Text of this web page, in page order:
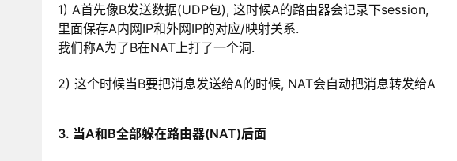
1) A首先像B发送数据(UDP包), 这时候A的路由器会记录下session,
里面保存A内网IP和外网IP的对应/映射关系.
我们称A为了B在NAT上打了一个洞.
2) 这个时候当B要把消息发送给A的时候, NAT会自动把消息转发给A
3. 当A和B全部躲在路由器(NAT)后面